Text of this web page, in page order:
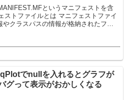
というマニフェストを含
ストファイルとは マニフェストファイ
クラスパスの情報が格納されたファ
でnullを入れるとグラフが
グって表示がおかしくなる